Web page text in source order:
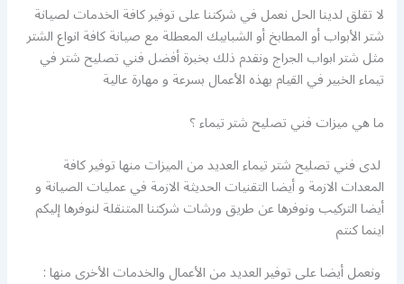
لا تقلق لدينا الحل نعمل في شركتنا على توفير كافة الخدمات لصيانة
شتر الأبواب أو المطابخ أو الشبابيك المعطلة مع صيانة كافة انواع الشتر
مثل شتر ابواب الجراج ونقدم ذلك بخبرة أفضل فني تصليح شتر في
تيماء الخبير في القيام بهذه الأعمال بسرعة و مهارة عالية
ما هي ميزات فني تصليح شتر تيماء ؟
لدى فني تصليح شتر تيماء العديد من الميزات منها توفير كافة
المعدات الازمة و أيضا التقنيات الحديثة الازمة في عمليات الصيانة و
أيضا التركيب ونوفرها عن طريق ورشات شركتنا المتنقلة لنوفرها إليكم
اينما كنتم
ونعمل أيضا على توفير العديد من الأعمال والخدمات الأخرى منها :